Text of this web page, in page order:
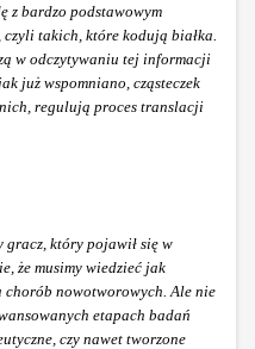
z bardzo podstawowym
takich, które kodują białka.
w odczytywaniu tej informacji
już wspomniano, cząsteczek
nich, regulują proces translacji
gracz, który pojawił się w
że musimy wiedzieć jak
chorób nowotworowych. Ale nie
etapach badań
czy nawet tworzone